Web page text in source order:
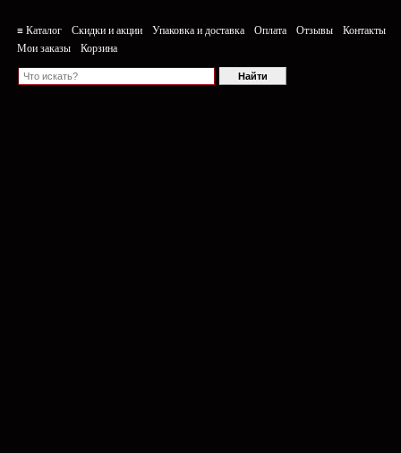
≡ Каталог Скидки и акции Упаковка и доставка Оплата Отзывы
Контакты
Мои заказы
Корзина